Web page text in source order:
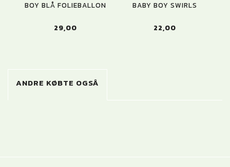
BOY BLÅ FOLIEBALLON
29,00
BABY BOY SWIRLS
22,00
ANDRE KØBTE OGSÅ